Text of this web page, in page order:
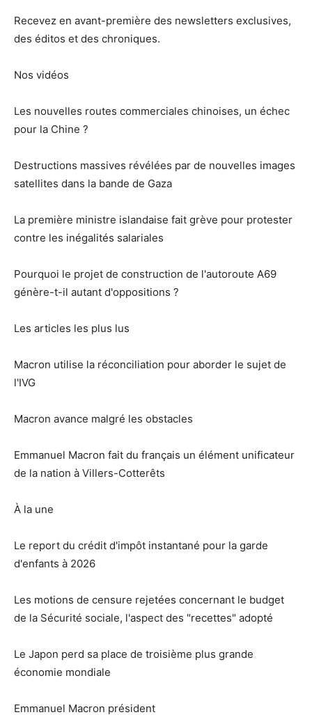
Recevez en avant-première des newsletters exclusives,
des éditos et des chroniques.
Nos vidéos
Les nouvelles routes commerciales chinoises, un échec
pour la Chine ?
Destructions massives révélées par de nouvelles images
satellites dans la bande de Gaza
La première ministre islandaise fait grève pour protester
contre les inégalités salariales
Pourquoi le projet de construction de l'autoroute A69
génère-t-il autant d'oppositions ?
Les articles les plus lus
Macron utilise la réconciliation pour aborder le sujet de
l'IVG
Macron avance malgré les obstacles
Emmanuel Macron fait du français un élément unificateur
de la nation à Villers-Cotterêts
À la une
Le report du crédit d'impôt instantané pour la garde
d'enfants à 2026
Les motions de censure rejetées concernant le budget
de la Sécurité sociale, l'aspect des "recettes" adopté
Le Japon perd sa place de troisième plus grande
économie mondiale
Emmanuel Macron président